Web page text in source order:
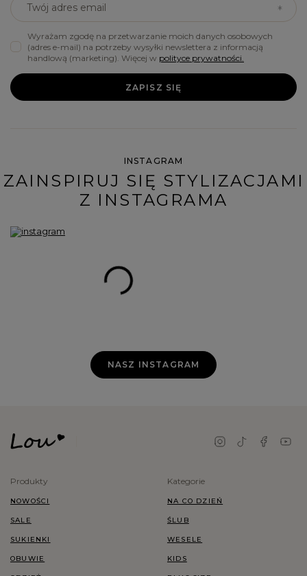
Twój adres email
Wyrażam zgodę na przetwarzanie moich danych osobowych
(adres e-mail) na potrzeby wysyłki newslettera z informacją
handlową (marketing). Więcej w polityce prywatności.
ZAPISZ SIĘ
INSTAGRAM
ZAINSPIRUJ SIĘ STYLIZACJAMI
Z INSTAGRAMA
NASZ INSTAGRAM
Produkty
NOWOŚCI
SALE
SUKIENKI
OBUWIE
Kategorie
NA CO DZIEŃ
ŚLUB
WESELE
KIDS